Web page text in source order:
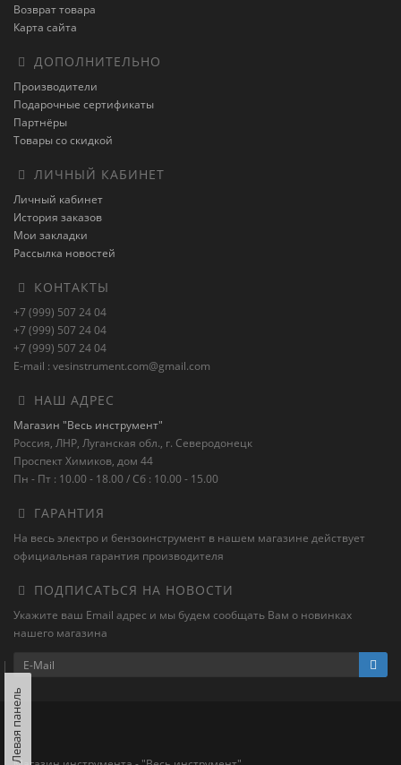
Возврат товара
Карта сайта
ДОПОЛНИТЕЛЬНО
Производители
Подарочные сертификаты
Партнёры
Товары со скидкой
ЛИЧНЫЙ КАБИНЕТ
Личный кабинет
История заказов
Мои закладки
Рассылка новостей
КОНТАКТЫ
+7 (999) 507 24 04
+7 (999) 507 24 04
+7 (999) 507 24 04
E-mail : vesinstrument.com@gmail.com
НАШ АДРЕС
Магазин "Весь инструмент"
Россия, ЛНР, Луганская обл., г. Северодонецк
Проспект Химиков, дом 44
Пн - Пт : 10.00 - 18.00 / Сб : 10.00 - 15.00
ГАРАНТИЯ
На весь электро и бензоинструмент в нашем магазине действует
официальная гарантия производителя
ПОДПИСАТЬСЯ НА НОВОСТИ
Укажите ваш Email адрес и мы будем сообщать Вам о новинках
нашего магазина
Левая панель